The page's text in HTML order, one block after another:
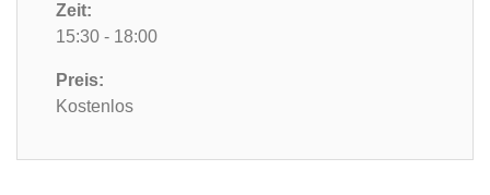
Zeit:
15:30 - 18:00
Preis:
Kostenlos